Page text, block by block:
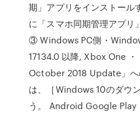
期」アプリをインストー
に「スマホ同期管理アプリ
③ Windows PC側・
17134.0 以降, Xbox One
October 2018 Update」へ
は、［Windows 10のダウ
う。 Android Google Play